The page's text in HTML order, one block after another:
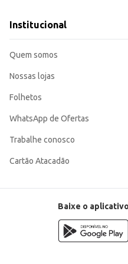
Institucional
Quem somos
Nossas lojas
Folhetos
WhatsApp de Ofertas
Trabalhe conosco
Cartão Atacadão
Baixe o